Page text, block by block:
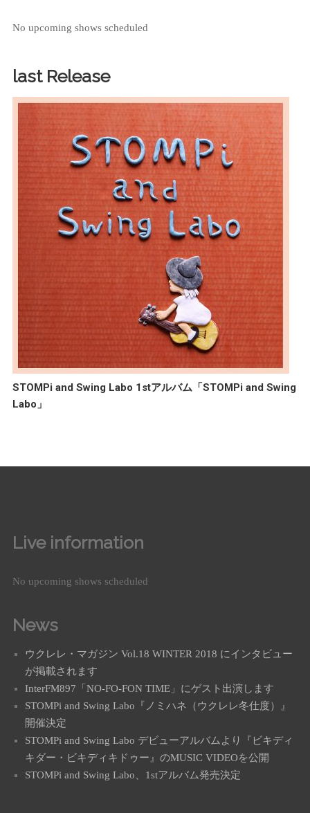
No upcoming shows scheduled
last Release
STOMPi and Swing Labo 1stアルバム「STOMPi and Swing
Labo」
Live information
No upcoming shows scheduled
News
ウクレレ・マガジン Vol.18 WINTER 2018 にインタビュー
が掲載されます
InterFM897「NO-FO-FON TIME」にゲスト出演します
STOMPi and Swing Labo『ノミハネ（ウクレレ冬仕度）』
開催決定
STOMPi and Swing Labo デビューアルバムより『ビキディ
キダー・ビキディキドゥー』のMUSIC VIDEOを公開
STOMPi and Swing Labo、1stアルバム発売決定